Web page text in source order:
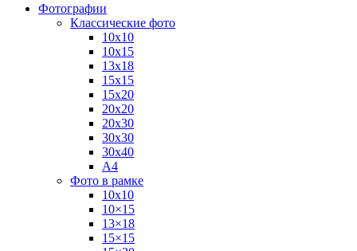
Фотографии
Классические фото
10х10
10х15
13х18
15х15
15х20
20х20
20х30
30х30
30х40
А4
Фото в рамке
10х10
10×15
13×18
15×15